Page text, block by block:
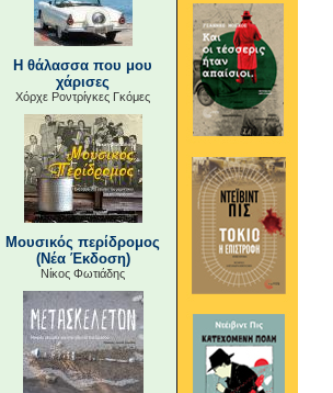
Η θάλασσα που μου
χάρισες
Χόρχε Ροντρίγκες Γκόμες
Μουσικός περίδρομος
(Νέα Έκδοση)
Νίκος Φωτιάδης